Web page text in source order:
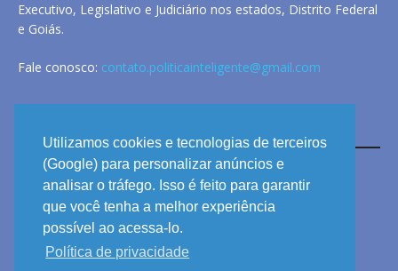
Utilizamos cookies e tecnologias de terceiros
(Google) para personalizar anúncios e
analisar o tráfego. Isso é feito para garantir
que você tenha a melhor experiência
possível ao acessa-lo.
Política de privacidade
Executivo, Legislativo e Judiciário nos estados, Distrito Federal
e Goiás.
Fale conosco: contato.politicainteligente@gmail.com
LINKS
ANUNCIE
PRIVACIDADE
CONTATO